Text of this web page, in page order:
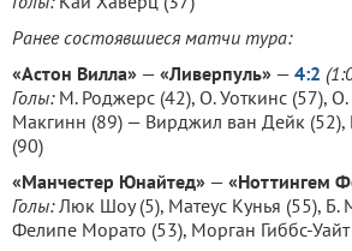
Ранее состоявшиеся матчи тура:
«Астон Вилла» — «Ливерпуль» — 4:2
Голы: M. Роджерс (42), О. Уоткинс (57),
Макгинн (89) — Вирджил ван Дейк
(90)
«Манчестер Юнайтед» — «Ноттингем
Голы: Люк Шоу (5), Матеус Кунья (55), Б.
Фелипе Морато (53), Морган Гиббс-